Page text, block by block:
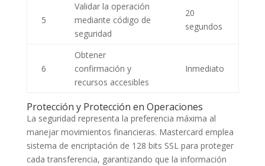
5
Validar la operación
mediante código de
seguridad
20
segundos
6
Obtener
confirmación y
recursos accesibles
Inmediato
Protección y Protección en Operaciones
La seguridad representa la preferencia máxima al
manejar movimientos financieras. Mastercard emplea
sistema de encriptación de 128 bits SSL para proteger
cada transferencia, garantizando que la información